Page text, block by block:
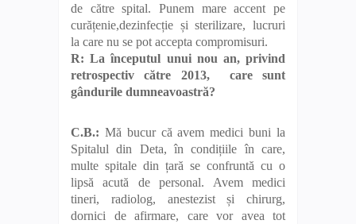
de către spital. Punem mare accent pe
curățenie,dezinfecție și sterilizare, lucruri
la care nu se pot accepta compromisuri.
R: La începutul unui nou an, privind
retrospectiv către 2013, care sunt
gândurile dumneavoastră?
C.B.: Mă bucur că avem medici buni la
Spitalul din Deta, în condițiile în care,
multe spitale din țară se confruntă cu o
lipsă acută de personal. Avem medici
tineri, radiolog, anestezist și chirurg,
dornici de afirmare, care vor avea tot